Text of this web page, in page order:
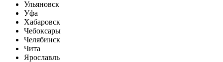
Ульяновск
Уфа
Хабаровск
Чебоксары
Челябинск
Чита
Ярославль